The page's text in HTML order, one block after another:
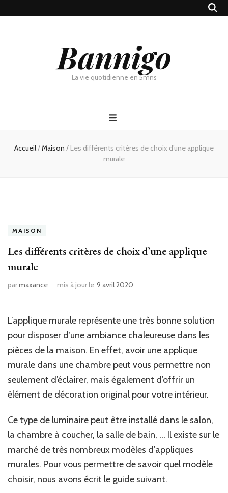
Bannigo
La vie quotidienne en 5mns
Accueil/Maison / Les différents critères de choix d’une applique
murale
MAISON
Les différents critères de choix d’une applique
murale
parmaxance mis à jour le 9 avril 2020
L’applique murale représente une très bonne solution
pour disposer d’une ambiance chaleureuse dans les
pièces de la maison. En effet, avoir une applique
murale dans une chambre peut vous permettre non
seulement d’éclairer, mais également d’offrir un
élément de décoration original pour votre intérieur.
Ce type de luminaire peut être installé dans le salon,
la chambre à coucher, la salle de bain, … Il existe sur le
marché de très nombreux modèles d’appliques
murales. Pour vous permettre de savoir quel modèle
choisir, nous avons écrit le guide suivant.